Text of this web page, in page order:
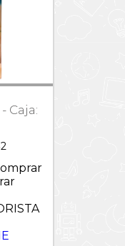
Caja: